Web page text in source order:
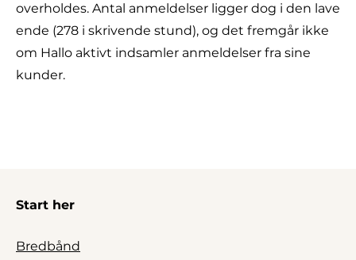
overholdes. Antal anmeldelser ligger dog i den lave
ende (278 i skrivende stund), og det fremgår ikke
om Hallo aktivt indsamler anmeldelser fra sine
kunder.
Start her
Bredbånd